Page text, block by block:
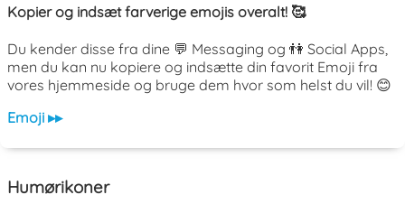
Kopier og indsæt farverige emojis overalt! 🥰
Du kender disse fra dine 💬 Messaging og 👫 Social Apps,
men du kan nu kopiere og indsætte din favorit Emoji fra
vores hjemmeside og bruge dem hvor som helst du vil! 😊
Emoji ▸▸
Humørikoner